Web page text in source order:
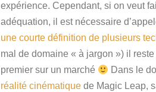
expérience. Cependant, si on veut
adéquation, il est nécessaire
une courte définition de plusieurs
mal de domaine « à jargon ») il
premier sur un marché
Dans le
réalité cinématique de Magic Leap,